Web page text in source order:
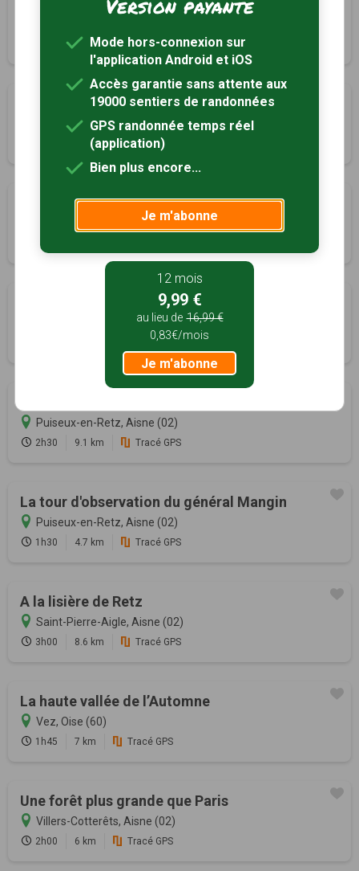
Le marais de Bourneville
8.5 km
Le saut du cerf
Neuilly-Saint-Front, Aisne (02)
12.5 km Tracé GPS
Oigny, un essart en forêt de Retz
Oigny-en-Valois, Aisne (02)
1h00
Oulchy-le-Château, Aisne (02)
Tracé GPS
Puiseux-en-Retz, Aisne (02)
2h30 9.1 km Tracé GPS
La tour d'observation du général Mangin
Puiseux-en-Retz, Aisne (02)
1h30 4.7 km Tracé GPS
A la lisière de Retz
Saint-Pierre-Aigle, Aisne (02)
3h00 8.6 km Tracé GPS
La haute vallée de l’Automne
Vez, Oise (60)
1h45 7 km Tracé GPS
Une forêt plus grande que Paris
Villers-Cotterêts, Aisne (02)
2h00 6 km Tracé GPS
Version payante
Mode hors-connexion sur
l'application Android et iOS
Accès garantie sans attente aux
19000 sentiers de randonnées
GPS randonnée temps réel
(application)
Bien plus encore...
Je m'abonne
12 mois
9,99 €
au lieu de 16,99 €
0,83€/mois
Je m'abonne